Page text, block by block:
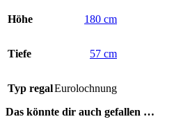
Höhe 180 cm
Tiefe 57 cm
Typ regalEurolochnung
Das könnte dir auch gefallen …